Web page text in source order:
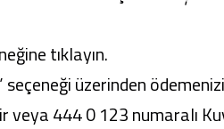
tıklayın.
üzerinden
veya 444 0 123 numaralı